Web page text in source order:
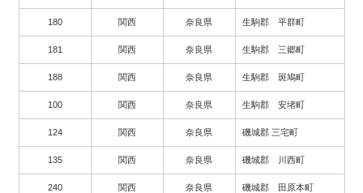
180 関西 奈良県 生駒郡 平群町
181 関西 奈良県 生駒郡 三郷町
188 関西 奈良県 生駒郡 斑鳩町
100 関西 奈良県 生駒郡 安堵町
124 関西 奈良県 磯城郡 三宅町
135 関西 奈良県 磯城郡 川西町
240 関西 奈良県 磯城郡 田原本町